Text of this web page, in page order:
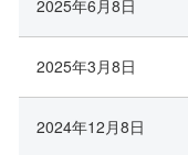
2025年6月8日
2025年3月8日
2024年12月8日